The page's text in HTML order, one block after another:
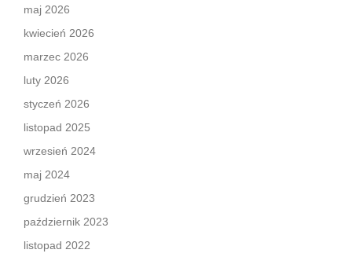
maj 2026
kwiecień 2026
marzec 2026
luty 2026
styczeń 2026
listopad 2025
wrzesień 2024
maj 2024
grudzień 2023
październik 2023
listopad 2022